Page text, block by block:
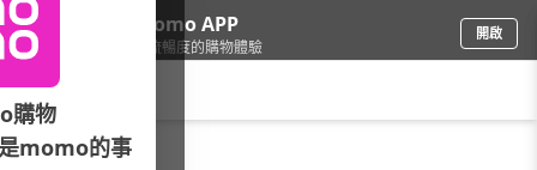
下載momo APP
給你3倍流暢度的購物體驗
開啟
圖書影音/攝影/攝影家傳記
購物
momo的事